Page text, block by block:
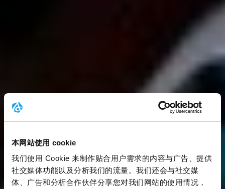
本网站使用 cookie
我们使用 Cookie 来制作贴合用户需求的内容与广告、提供
社交媒体功能以及分析我们的流量。我们还会与社交媒
体、广告和分析合作伙伴分享您对我们网站的使用情况，